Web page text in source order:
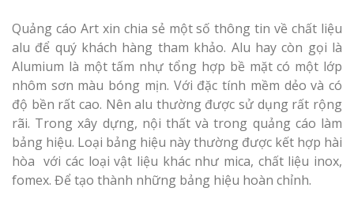
Quảng cáo Art xin chia sẻ một số thông tin về chất liệu
alu để quý khách hàng tham khảo. Alu hay còn gọi là
Alumium là một tấm nhự tổng hợp bề mặt có một lớp
nhôm sơn màu bóng mịn. Với đặc tính mềm dẻo và có
độ bền rất cao. Nên alu thường được sử dụng rất rộng
rãi. Trong xây dựng, nội thất và trong quảng cáo làm
bảng hiệu. Loại bảng hiệu này thường được kết hợp hài
hòa với các loại vật liệu khác như mica, chất liệu inox,
fomex. Để tạo thành những bảng hiệu hoàn chỉnh.
Thi Công
Nghệ An Nâng Tầm
Hiệu